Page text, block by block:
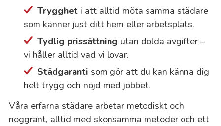
Tryggheti att alltid möta samma städare
som känner just ditt hem eller arbetsplats.
Tydlig prissättning utan dolda avgifter –
vi håller alltid vad vi lovar.
Städgaranti som gör att du kan känna dig
helt trygg och nöjd med jobbet.
Våra erfarna städare arbetar metodiskt och
noggrant, alltid med skonsamma metoder och ett